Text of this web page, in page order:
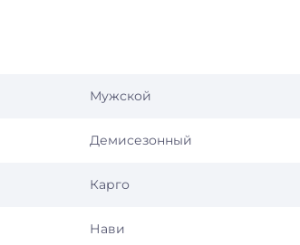
Мужской
Демисезонный
Карго
Нави